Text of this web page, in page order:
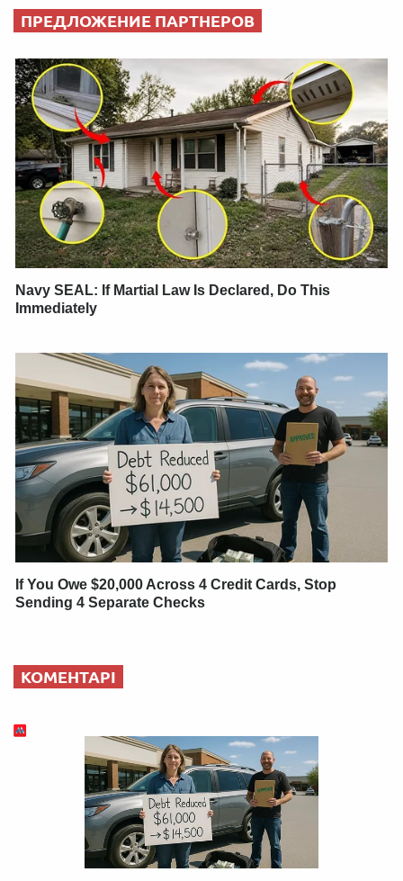
ПРЕДЛОЖЕНИЕ ПАРТНЕРОВ
Navy SEAL: If Martial Law Is Declared, Do This
Immediately
If You Owe $20,000 Across 4 Credit Cards, Stop
Sending 4 Separate Checks
КОМЕНТАРІ